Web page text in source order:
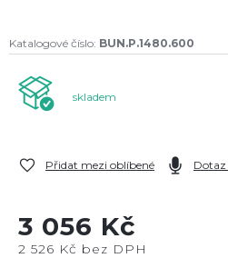
Katalogové číslo: BUN.P.1480.600
skladem
Přidat mezi oblíbené
3 056 Kč
2 526 Kč bez DPH